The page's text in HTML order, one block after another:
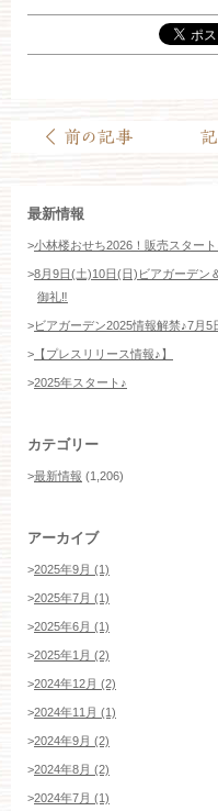
最新情報
>小林楼おせち2026！販売スタート
>8月9日(土)10日(日)ビアガーデン
御礼‼️
>ビアガーデン2025情報解禁♪7月
> 【プレスリリース情報♪】
>2025年スタート♪
カテゴリー
>最新情報 (1,206)
アーカイブ
>2025年9月 (1)
>2025年7月 (1)
>2025年6月 (1)
>2025年1月 (2)
>2024年12月 (2)
>2024年11月 (1)
>2024年9月 (2)
>2024年8月 (2)
>2024年7月 (1)